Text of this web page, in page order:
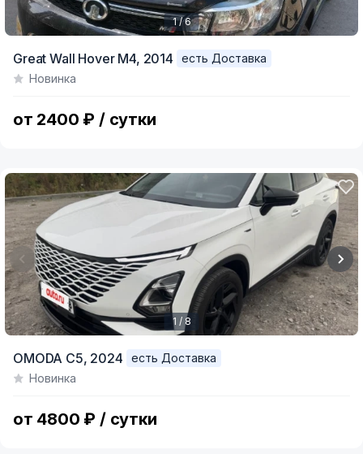
of
1 / 6
Great Wall Hover M4, 2014
есть Доставка
Новинка
от 2400 ₽ / сутки
of
1 / 8
OMODA C5, 2024
есть Доставка
Новинка
от 4800 ₽ / сутки